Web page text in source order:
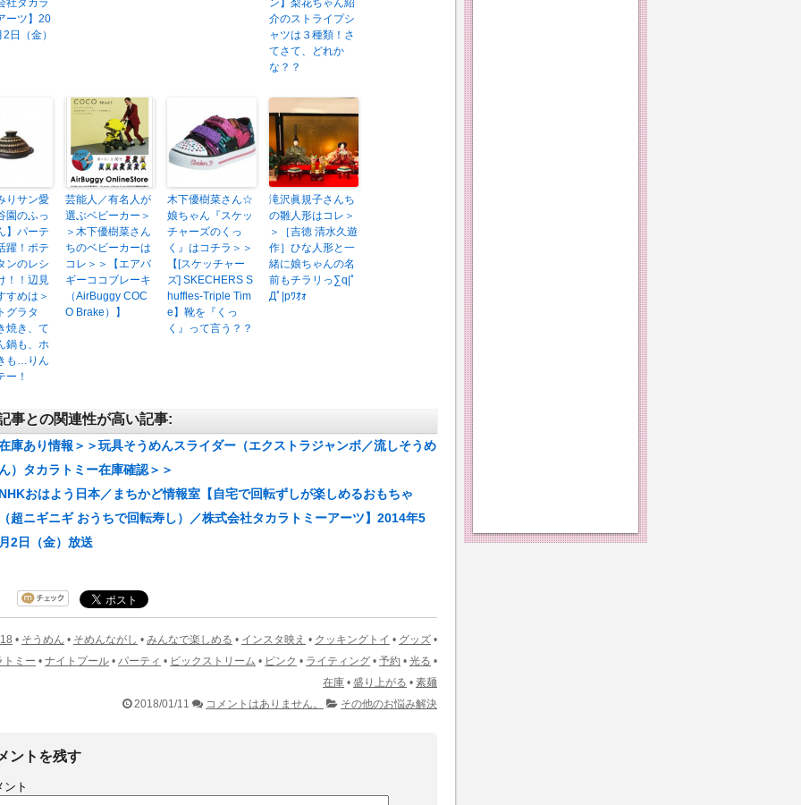
社タカラ
ーツ】20
日（金）
ン】梨花ちゃん紹
介のストライプシ
ャツは３種類！さ
てさて、どれか
な？？
りサン愛
園のふっ
】パーテ
躍！ポテ
ンのレシ
！！辺見
すめは＞
グラタ
焼き、て
鍋も、ホ
も…りん
ー！
芸能人／有名人が
選ぶベビーカー＞
＞木下優樹菜さん
ちのベビーカーは
コレ＞＞【エアバ
ギーココブレーキ
（AirBuggy COC
O Brake）】
木下優樹菜さん☆
娘ちゃん『スケッ
チャーズのくっ
く』はコチラ＞＞
【[スケッチャー
ズ] SKECHERS S
huffles-Triple Tim
e】靴を『くっ
く』って言う？？
滝沢眞規子さんち
の雛人形はコレ＞
＞［吉徳 清水久遊
作］ひな人形と一
緒に娘ちゃんの名
前もチラリっ∑q|ﾟ
Дﾟ|pﾜｵｫ
事との関連性が高い記事:
庫あり情報＞＞玩具そうめんスライダー（エクストラジャンボ／流しそうめ
ん）タカラトミー在庫確認＞＞
NHKおはよう日本／まちかど情報室【自宅で回転ずしが楽しめるおもちゃ
（超ニギニギ おうちで回転寿し）／株式会社タカラトミーアーツ】2014年5
月2日（金）放送
• そうめん • そめんながし • みんなで楽しめる • インスタ映え • クッキングトイ • グッズ •
トミー • ナイトプール • パーティ • ビックストリーム • ピンク • ライティング • 予約 • 光る •
在庫 • 盛り上がる • 素麺
2018/01/11
コメントはありません。 その他のお悩み解決
ントを残す
ント